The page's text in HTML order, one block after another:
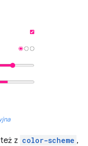
z color-scheme ,